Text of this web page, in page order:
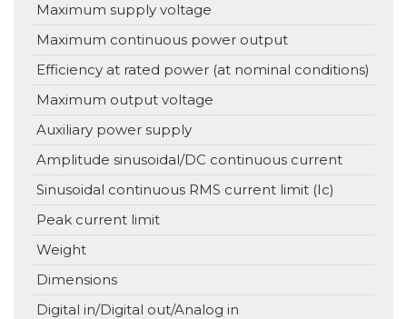
Maximum supply voltage
Maximum continuous power output
Efficiency at rated power (at nominal conditions)
Maximum output voltage
Auxiliary power supply
Amplitude sinusoidal/DC continuous current
Sinusoidal continuous RMS current limit (Ic)
Peak current limit
Weight
Dimensions
Digital in/Digital out/Analog in